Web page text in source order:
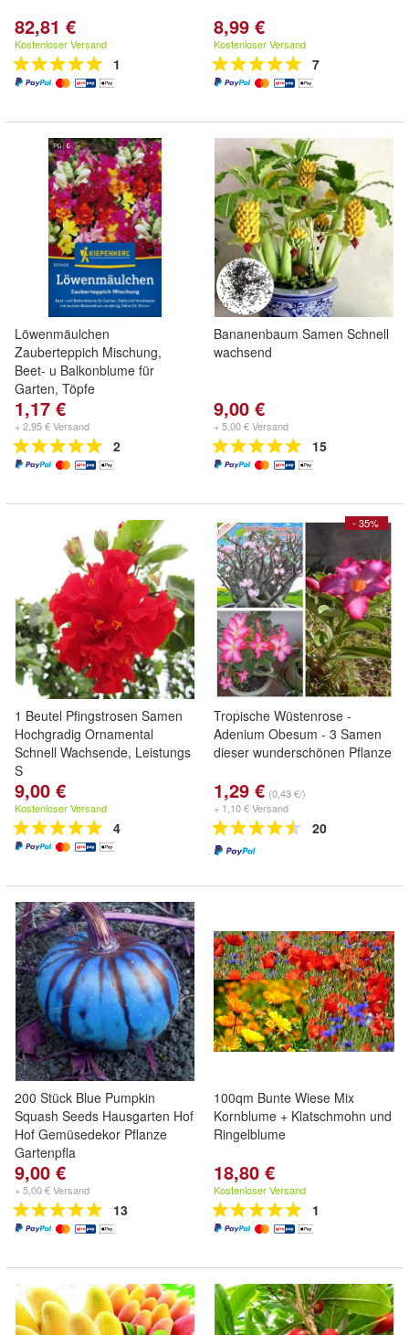
82,81 €
Kostenloser Versand
1
8,99 €
Kostenloser Versand
7
Löwenmäulchen
Zauberteppich Mischung,
Beet- u Balkonblume für
Garten, Töpfe
1,17 €
+ 2,95 € Versand
2
Bananenbaum Samen Schnell
wachsend
9,00 €
+ 5,00 € Versand
15
1 Beutel Pfingstrosen Samen
Hochgradig Ornamental
Schnell Wachsende, Leistungs
S
9,00 €
Kostenloser Versand
4
- 35%
Tropische Wüstenrose -
Adenium Obesum - 3 Samen
dieser wunderschönen Pflanze
1,29 € (0,43 €/)
+ 1,10 € Versand
20
200 Stück Blue Pumpkin
Squash Seeds Hausgarten Hof
Hof Gemüsedekor Pflanze
Gartenpfla
9,00 €
+ 5,00 € Versand
13
100qm Bunte Wiese Mix
Kornblume + Klatschmohn und
Ringelblume
18,80 €
Kostenloser Versand
1